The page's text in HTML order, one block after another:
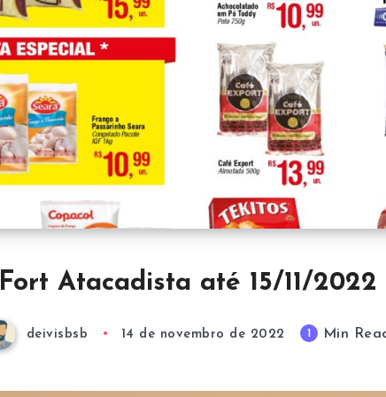
Fort Atacadista até 15/11/2022
deivisbsb 14 de novembro de 2022 1 Min